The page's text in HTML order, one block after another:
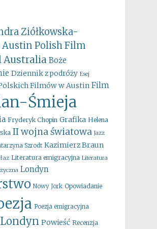
Ziółkowska-
Austin Polish Film
Australia Boże
Dziennik z podróży Esej
Filmów w Austin Film
Śmieja
Fryderyk Chopin Grafika Helena
II wojna światowa Jazz
Szrodt Kazimierz Braun
Literatura emigracyjna Literatura
Londyn
Nowy Jork Opowiadanie
Poezja emigracyjna
Powieść Recenzja